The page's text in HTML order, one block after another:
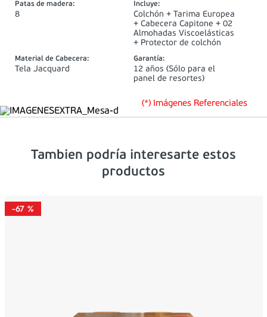
Patas de madera:
8
Incluye:
Colchón + Tarima Europea
+ Cabecera Capitone + 02
Almohadas Viscoelásticas
+ Protector de colchón
Material de Cabecera:
Tela Jacquard
Garantía:
12 años (Sólo para el
panel de resortes)
(*) Imágenes Referenciales
Tambien podría interesarte estos
productos
-67 %